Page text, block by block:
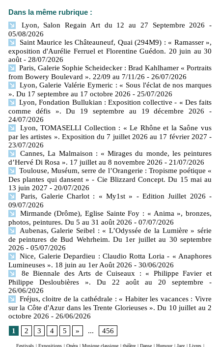
Dans la même rubrique :
Lyon, Salon Regain Art du 12 au 27 Septembre 2026
-
05/08/2026
Saint Maurice les Châteauneuf, Quai (294M9) : « Ramasser »,
exposition d'Aurélie Ferruel et Florentine Guédon. 20 juin au 30
août - 28/07/2026
Paris, Galerie Sophie Scheidecker : Brad Kahlhamer « Portraits
from Bowery Boulevard ». 22/09 au 7/11/26 - 26/07/2026
Lyon, Galerie Valérie Eymeric : « Sous l'éclat de nos marques
». Du 17 septembre au 17 octobre 2026 - 25/07/2026
Lyon, Fondation Bullukian : Exposition collective - « Des faits
comme défis ». Du 19 septembre au 19 décembre 2026
-
24/07/2026
Lyon, TOMASELLI Collection : « Le Rhône et la Saône vus
par les artistes ». Exposition du 7 juillet 2026 au 17 février 2027 -
23/07/2026
Cannes, La Malmaison : « Mirages du monde, les peintures
d’Hervé Di Rosa ». 17 juillet au 8 novembre 2026 - 21/07/2026
Toulouse, Muséum, serre de l’Orangerie : Tropisme poétique «
Des plantes qui dansent » - Cie Blizzard Concept. Du 15 mai au
13 juin 2027 - 20/07/2026
Paris, Galerie Charlot : « My1st » - Edition Juillet 2026 -
09/07/2026
Mirmande (Drôme), Eglise Sainte Foy : « Anima », bronzes,
photos, peintures. Du 5 au 31 août 2026 - 07/07/2026
Aubenas, Galerie Seibel : « L’Odyssée de la Lumière » série
de peintures de Bud Wehrheim. Du 1er juillet au 30 septembre
2026 - 05/07/2026
Nice, Galerie Depardieu : Claudio Rotta Loria - « Anaphores
Lumineuses ». 18 juin au 1er Août 2026 - 30/06/2026
8e Biennale des Arts de Cuiseaux : « Philippe Favier et
Philippe Desloubières ». Du 22 août au 20 septembre
-
26/06/2026
Fréjus, cloitre de la cathédrale : « Habiter les vacances : Vivre
sur la Côte d'Azur dans les Trente Glorieuses ». Du 10 juillet au 2
octobre 2026 - 26/06/2026
1
2 3 4 5 » ... 456